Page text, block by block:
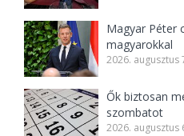
Magyar Péter
magyarokkal
2026. augusztus
Ők biztosan
szombatot
2026. augusztus